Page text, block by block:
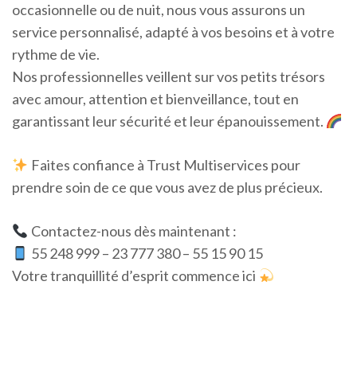
occasionnelle ou de nuit, nous vous assurons un
service personnalisé, adapté à vos besoins et à votre
rythme de vie.
Nos professionnelles veillent sur vos petits trésors
avec amour, attention et bienveillance, tout en
garantissant leur sécurité et leur épanouissement.
Faites confiance à Trust Multiservices pour
prendre soin de ce que vous avez de plus précieux.
Contactez-nous dès maintenant :
55 248 999 – 23 777 380 – 55 15 90 15
Votre tranquillité d’esprit commence ici